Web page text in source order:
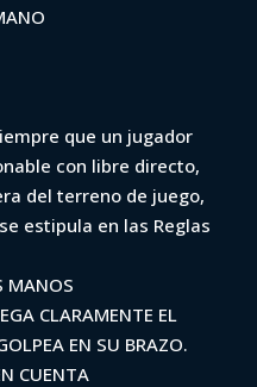
que un jugador
con libre directo,
del terreno de juego,
estipula en las Reglas
MANOS
CLARAMENTE EL
EN SU BRAZO.
CUENTA